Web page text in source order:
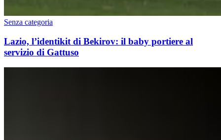
Senza categoria
Lazio, l’identikit di Bekirov: il baby portiere al
servizio di Gattuso